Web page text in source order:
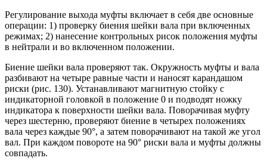
Регулирование выхода муфты включает в себя две основные
операции: 1) проверку биения шейки вала при включенных
режимах; 2) нанесение контрольных рисок положения муфты
в нейтрали и во включенном положении.
Биение шейки вала проверяют так. Окружность муфты и вала
разбивают на четыре равные части и наносят карандашом
риски (рис. 130). Устанавливают магнитную стойку с
индикаторной головкой в положение 0 и подводят ножку
индикатора к поверхности шейки вала. Поворачивая муфту
через шестерню, проверяют биение в четырех положениях
вала через каждые 90°, а затем поворачивают на такой же угол
вал. При каждом повороте на 90° риски вала и муфты должны
совпадать.